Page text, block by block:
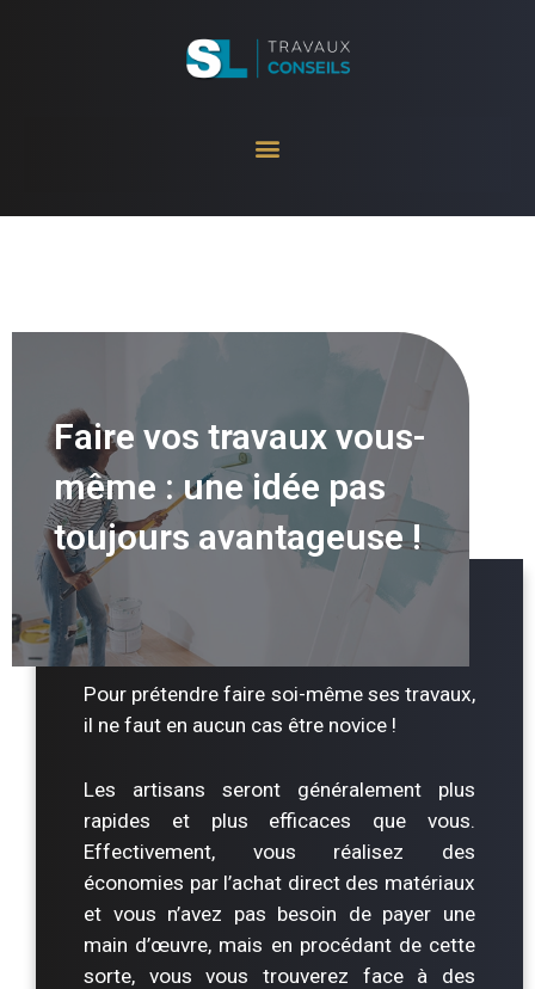
Faire vos travaux vous-
même : une idée pas
toujours avantageuse !
Pour prétendre faire soi-même ses travaux,
il ne faut en aucun cas être novice !
Les artisans seront généralement plus
rapides et plus efficaces que vous.
Effectivement, vous réalisez des
économies par l’achat direct des matériaux
et vous n’avez pas besoin de payer une
main d’œuvre, mais en procédant de cette
sorte, vous vous trouverez face à des